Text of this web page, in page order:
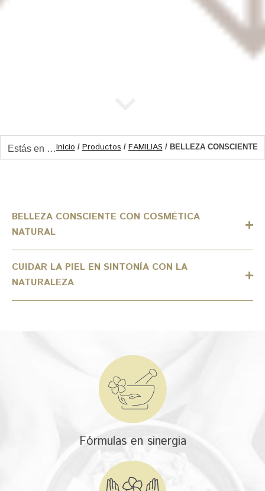
Estás en …Inicio / Productos / FAMILIAS / BELLEZA CONSCIENTE
BELLEZA CONSCIENTE CON COSMÉTICA
NATURAL
CUIDAR LA PIEL EN SINTONÍA CON LA
NATURALEZA
Fórmulas en sinergia